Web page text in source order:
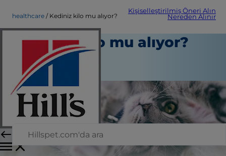
Kişiselleştirilmiş Öneri Alın
Nereden Alınır
healthcare Kediniz kilo mu alıyor?
Kediniz kilo mu alıyor?
Sağlık hizmeti
Personel Yazarı